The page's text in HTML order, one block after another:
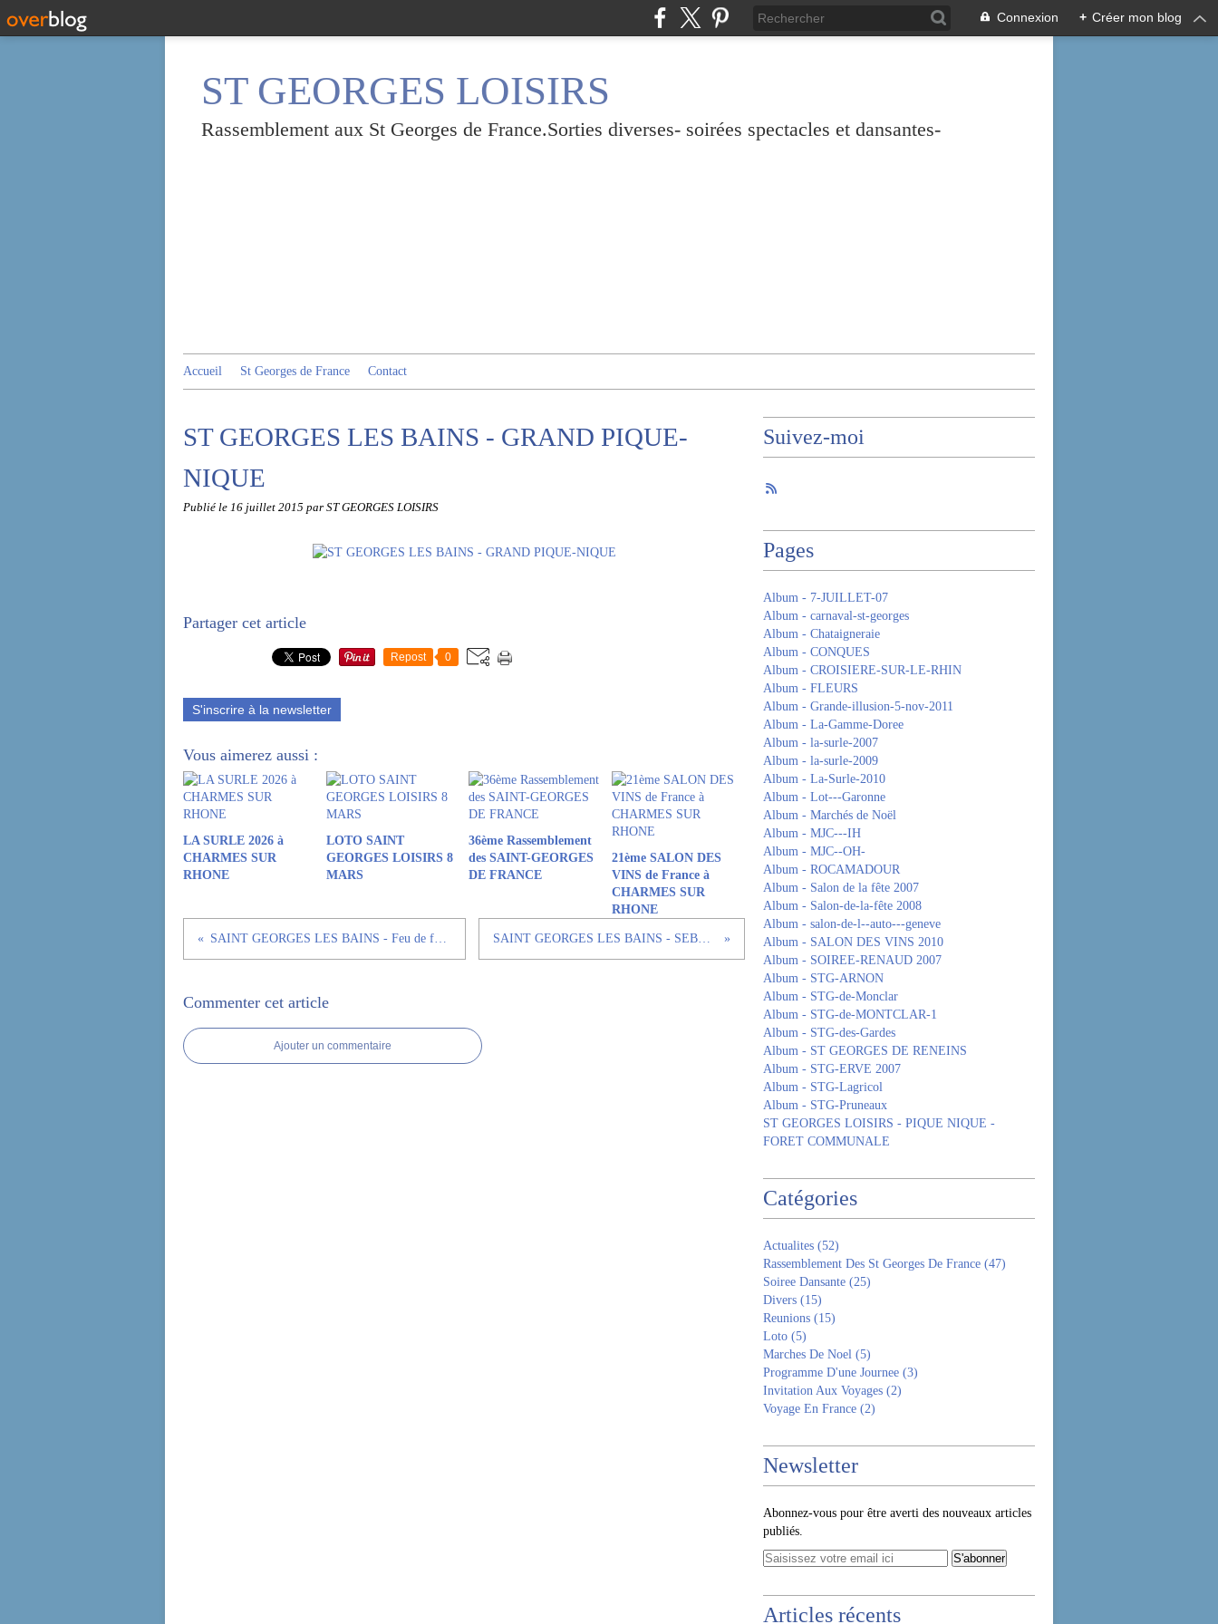
Connexion + Créer mon blog
ST GEORGES LOISIRS
Rassemblement aux St Georges de France.Sorties diverses- soirées spectacles et dansantes-
Accueil St Georges de France Contact
ST GEORGES LES BAINS - GRAND PIQUE-
NIQUE
Publié le 16 juillet 2015 par ST GEORGES LOISIRS
Partager cet article
Repost 0
S'inscrire à la newsletter
Vous aimerez aussi :
LA SURLE 2026 à
CHARMES SUR
RHONE
LOTO SAINT
GEORGES LOISIRS 8
MARS
36ème Rassemblement
des SAINT-GEORGES
DE FRANCE
21ème SALON DES
VINS de France à
CHARMES SUR
RHONE
SAINT GEORGES LES BAINS - Feu de forêt sur TOULAUD SAINT GEORGES LES BAINS - SEBASTIEN CHABAL
Commenter cet article
Ajouter un commentaire
Suivez-moi
Pages
Album - 7-JUILLET-07
Album - carnaval-st-georges
Album - Chataigneraie
Album - CONQUES
Album - CROISIERE-SUR-LE-RHIN
Album - FLEURS
Album - Grande-illusion-5-nov-2011
Album - La-Gamme-Doree
Album - la-surle-2007
Album - la-surle-2009
Album - La-Surle-2010
Album - Lot---Garonne
Album - Marchés de Noël
Album - MJC---IH
Album - MJC--OH-
Album - ROCAMADOUR
Album - Salon de la fête 2007
Album - Salon-de-la-fête 2008
Album - salon-de-l--auto---geneve
Album - SALON DES VINS 2010
Album - SOIREE-RENAUD 2007
Album - STG-ARNON
Album - STG-de-Monclar
Album - STG-de-MONTCLAR-1
Album - STG-des-Gardes
Album - ST GEORGES DE RENEINS
Album - STG-ERVE 2007
Album - STG-Lagricol
Album - STG-Pruneaux
ST GEORGES LOISIRS - PIQUE NIQUE -
FORET COMMUNALE
Catégories
Actualites (52)
Rassemblement Des St Georges De France (47)
Soiree Dansante (25)
Divers (15)
Reunions (15)
Loto (5)
Marches De Noel (5)
Programme D'une Journee (3)
Invitation Aux Voyages (2)
Voyage En France (2)
Newsletter
Abonnez-vous pour être averti des nouveaux articles
publiés.
Articles récents